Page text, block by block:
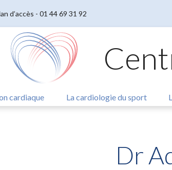
d’accès - 01 44 69 31 92
cardiaque La cardiologie du sport
Dr